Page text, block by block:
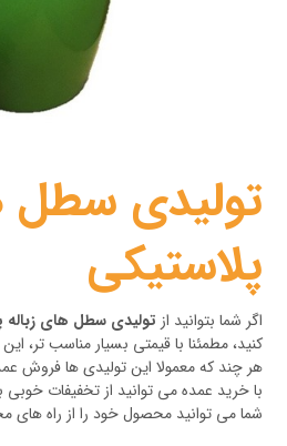
تولیدی سطل
پلاستیکی
اگر شما بتوانید از تولیدی سطل های زباله
کنید، مطمئنا با قیمتی بسیار مناسب تر،
هر چند که معمولا این تولیدی ها فروش
با خرید عمده می توانید از تخفیفات خوبی
شما می توانید محصول خود را از راه